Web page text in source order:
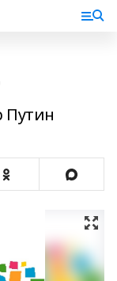
Путин